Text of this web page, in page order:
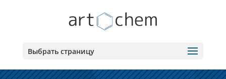
Выбрать страницу